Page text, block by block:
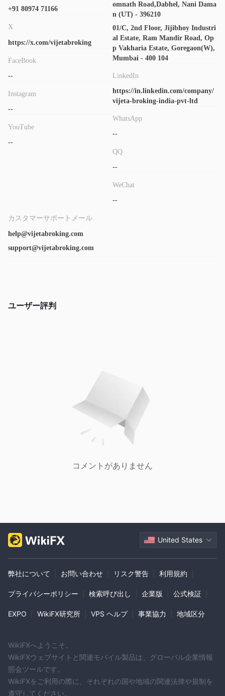
+91 80974 71166
X
https://x.com/vijetabroking
FaceBook
--
Instagram
--
YouTube
--
omnath Road,Dabhel, Nani Dama
n (UT) - 396210
01/C, 2nd Floor, Jijibhoy Industri
al Estate, Ram Mandir Road, Op
p Vakharia Estate, Goregaon(W),
Mumbai - 400 104
LinkedIn
https://in.linkedin.com/company/
vijeta-broking-india-pvt-ltd
WhatsApp
--
QQ
--
WeChat
--
カスタマーサポートメール
help@vijetabroking.com
support@vijetabroking.com
ユーザー評判
コメントがありません
United States
弊社について お問い合わせ リスク警告 利用規約
プライバシーポリシー 検索呼び出し 企業版 公式検証
EXPO WikiFX研究所 VPS ヘルプ 事業協力 地域区分
WikiFXへようこそ。
WikiFXウェブサイトと関連モバイル製品は、グローバル企業情報
照会ツールです。
WikiFXをご利用の際に、それぞれの国や地域の関連法律や規制を
遵守してください。